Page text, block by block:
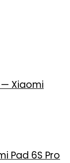
— Xiaomi
Pad 6S Pro